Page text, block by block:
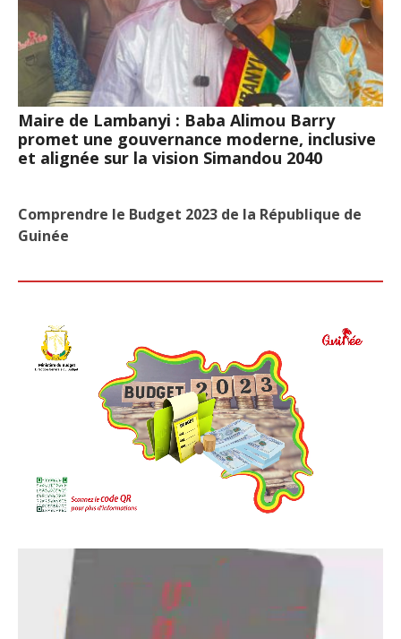
Maire de Lambanyi : Baba Alimou Barry
promet une gouvernance moderne, inclusive
et alignée sur la vision Simandou 2040
Comprendre le Budget 2023 de la République de
Guinée